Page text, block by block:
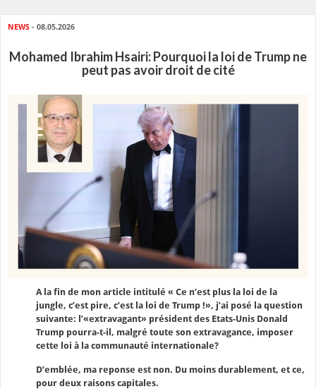
NEWS - 08.05.2026
Mohamed Ibrahim Hsairi: Pourquoi la loi de Trump ne
peut pas avoir droit de cité
A la fin de mon article intitulé « Ce n’est plus la loi de la
jungle, c’est pire, c’est la loi de Trump !», j’ai posé la question
suivante: l’«extravagant» président des Etats-Unis Donald
Trump pourra-t-il, malgré toute son extravagance, imposer
cette loi à la communauté internationale?
D’emblée, ma reponse est non. Du moins durablement, et ce,
pour deux raisons capitales.